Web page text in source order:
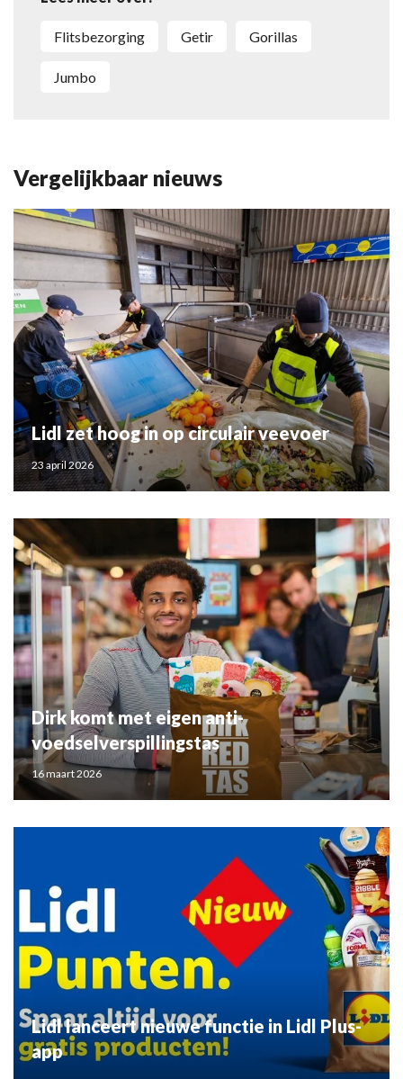
flitsbezorging Getir Gorillas
Jumbo
Vergelijkbaar nieuws
Lidl zet hoog in op circulair veevoer
23 april 2026
Dirk komt met eigen anti-
voedselverspillingstas
16 maart 2026
Lidl lanceert nieuwe functie in Lidl Plus-
app